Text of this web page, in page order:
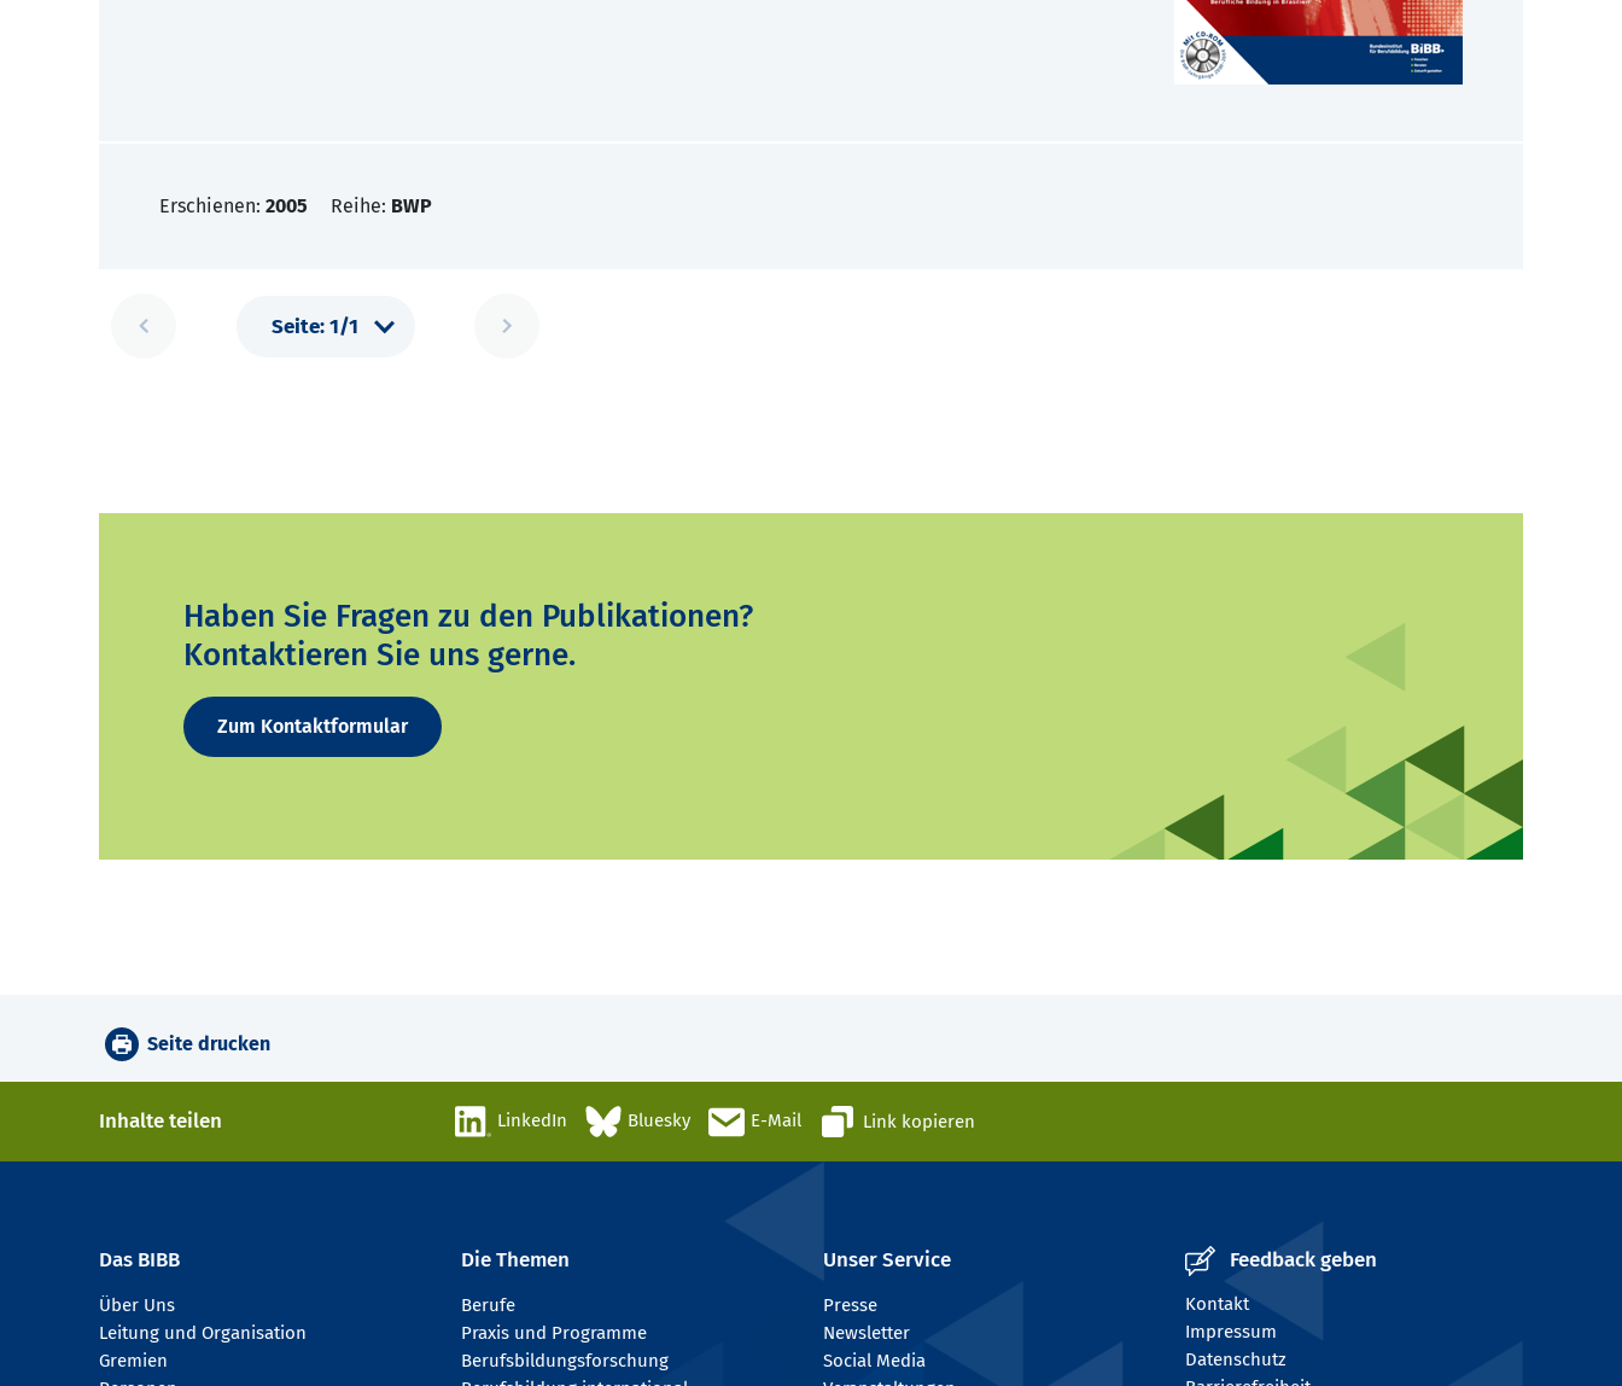
Erschienen: 2005 Reihe: BWP
Haben Sie Fragen zu den Publikationen?
Kontaktieren Sie uns gerne.
Zum Kontaktformular
Seite drucken
Inhalte teilen LinkedIn Bluesky E-Mail Link kopieren
Das BIBB
Über Uns
Leitung und Organisation
Gremien
Die Themen
Berufe
Praxis und Programme
Berufsbildungsforschung
Unser Service
Presse
Newsletter
Social Media
Feedback geben
Kontakt
Impressum
Datenschutz